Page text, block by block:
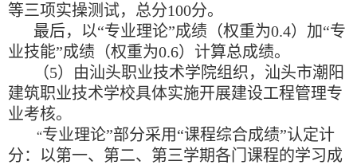
等三项实操测试，总分100分。
最后，以“专业理论”成绩（权重为0.4）加“专
业技能”成绩（权重为0.6）计算总成绩。
（5）由汕头职业技术学院组织，汕头市潮阳
建筑职业技术学校具体实施开展建设工程管理专
业考核。
“专业理论”部分采用“课程综合成绩”认定计
分：以第一、第二、第三学期各门课程的学习成